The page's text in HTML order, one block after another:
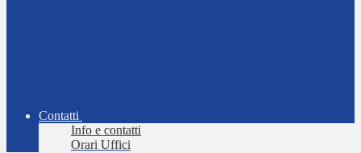
Contatti
Info e contatti
Orari Uffici